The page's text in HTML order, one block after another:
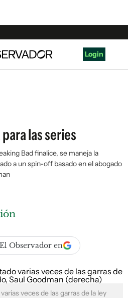
Login
las series
Bad finalice, se maneja la
a un spin-off basado en el abogado
Observador en
veces de las garras de la ley